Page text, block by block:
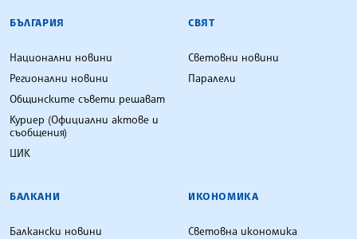
БЪЛГАРСКА ТЕЛЕГРАФНА АГЕНЦИЯ
БЪЛГАРИЯ
Национални новини
Регионални новини
Общинските съвети решават
Куриер (Официални актове и
съобщения)
ЦИК
СВЯТ
Световни новини
Паралели
БАЛКАНИ
Балкански новини
ИКОНОМИКА
Световна икономика